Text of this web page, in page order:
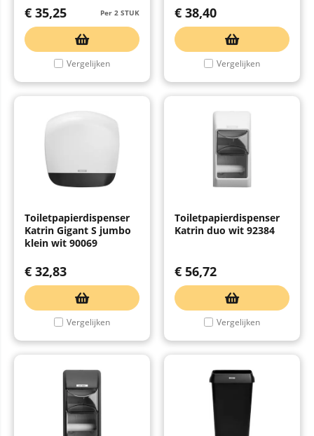
Per 2 STUK
€ 35,25
Vergelijken
€ 38,40
Vergelijken
Toiletpapierdispenser
Katrin Gigant S jumbo
klein wit 90069
€ 32,83
Vergelijken
Toiletpapierdispenser
Katrin duo wit 92384
€ 56,72
Vergelijken